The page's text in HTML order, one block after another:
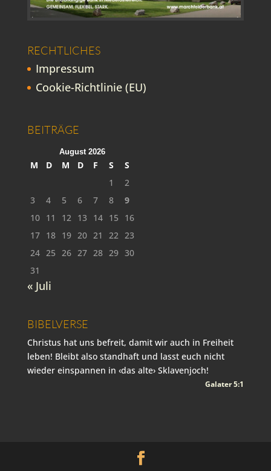
RECHTLICHES
Impressum
Cookie-Richtlinie (EU)
BEITRÄGE
August 2026
M D M D F S
S
1
2
3
4 5 6 7 8
9
10 11 12 13 14 15
16
17 18 19 20 21 22 23
24 25 26 27 28 29 30
31
« Juli
BIBELVERSE
Christus hat uns befreit, damit wir auch in Freiheit
leben! Bleibt also standhaft und lasst euch nicht
wieder einspannen in ‹das alte› Sklavenjoch!
Galater 5:1